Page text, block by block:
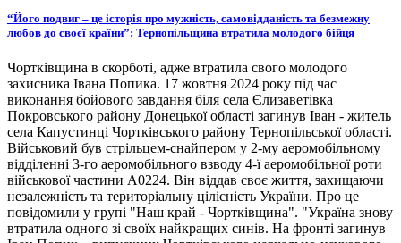
“Його подвиг – це історія про мужність, самовідданість та безмежну
любов до своєї країни”: Тернопільщина втратила молодого бійця
Чортківщина в скорботі, адже втратила свого молодого
захисника Івана Попика. 17 жовтня 2024 року під час
виконання бойового завдання біля села Єлизаветівка
Покровського району Донецької області загинув Іван - житель
села Капустинці Чортківського району Тернопільської області.
Військовий був стрільцем-снайпером у 2-му аеромобільному
відділенні 3-го аеромобільного взводу 4-ї аеромобільної роти
військової частини А0224. Він віддав своє життя, захищаючи
незалежність та територіальну цілісність України. Про це
повідомили у групі "Наш край - Чортківщина". "Україна знову
втратила одного зі своїх найкращих синів. На фронті загинув